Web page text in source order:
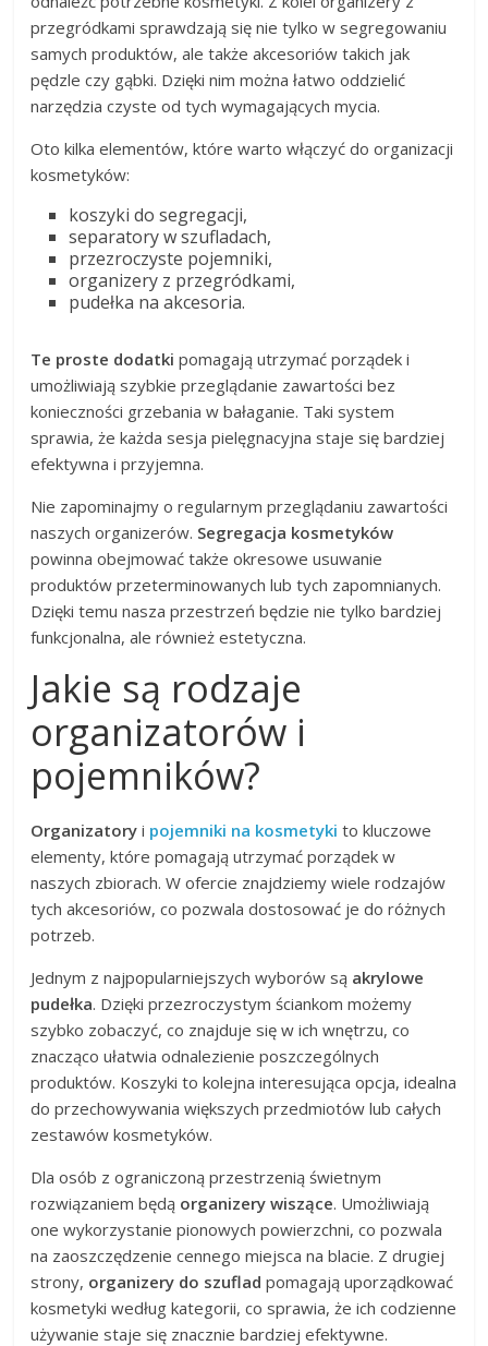
przegródkami sprawdzają się nie tylko w segregowaniu
samych produktów, ale także akcesoriów takich jak
pędzle czy gąbki. Dzięki nim można łatwo oddzielić
narzędzia czyste od tych wymagających mycia.
Oto kilka elementów, które warto włączyć do organizacji
kosmetyków:
koszyki do segregacji,
separatory w szufladach,
przezroczyste pojemniki,
organizery z przegródkami,
pudełka na akcesoria.
Te proste dodatki pomagają utrzymać porządek i
umożliwiają szybkie przeglądanie zawartości bez
konieczności grzebania w bałaganie. Taki system
sprawia, że każda sesja pielęgnacyjna staje się bardziej
efektywna i przyjemna.
Nie zapominajmy o regularnym przeglądaniu zawartości
naszych organizerów. Segregacja kosmetyków
powinna obejmować także okresowe usuwanie
produktów przeterminowanych lub tych zapomnianych.
Dzięki temu nasza przestrzeń będzie nie tylko bardziej
funkcjonalna, ale również estetyczna.
Jakie są rodzaje
organizatorów i
pojemników?
Organizatory i pojemniki na kosmetyki to kluczowe
elementy, które pomagają utrzymać porządek w
naszych zbiorach. W ofercie znajdziemy wiele rodzajów
tych akcesoriów, co pozwala dostosować je do różnych
potrzeb.
Jednym z najpopularniejszych wyborów są akrylowe
pudełka. Dzięki przezroczystym ściankom możemy
szybko zobaczyć, co znajduje się w ich wnętrzu, co
znacząco ułatwia odnalezienie poszczególnych
produktów. Koszyki to kolejna interesująca opcja, idealna
do przechowywania większych przedmiotów lub całych
zestawów kosmetyków.
Dla osób z ograniczoną przestrzenią świetnym
rozwiązaniem będą organizery wiszące. Umożliwiają
one wykorzystanie pionowych powierzchni, co pozwala
na zaoszczędzenie cennego miejsca na blacie. Z drugiej
strony, organizery do szuflad pomagają uporządkować
kosmetyki według kategorii, co sprawia, że ich codzienne
używanie staje się znacznie bardziej efektywne.